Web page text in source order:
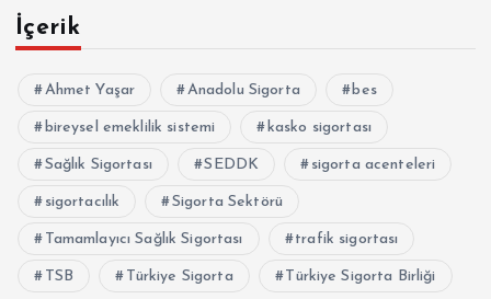
İçerik
Ahmet Yaşar Anadolu Sigorta bes
bireysel emeklilik sistemi kasko sigortası
Sağlık Sigortası SEDDK sigorta acenteleri
sigortacılık Sigorta Sektörü
Tamamlayıcı Sağlık Sigortası trafik sigortası
TSB Türkiye Sigorta Türkiye Sigorta Birliği